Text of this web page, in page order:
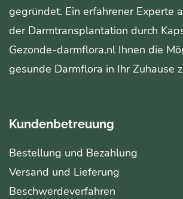
gegründet. Ein erfahrener Experte
der Darmtransplantation durch
Gezonde-darmflora.nl Ihnen die
gesunde Darmflora in Ihr Zuhause
Kundenbetreuung
Bestellung und Bezahlung
Versand und Lieferung
Beschwerdeverfahren